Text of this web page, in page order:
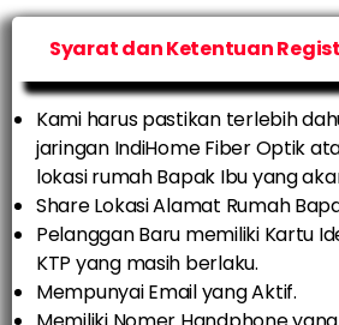
Syarat dan Ketentuan
Kami harus pastikan terlebih
jaringan IndiHome Fiber Optik
lokasi rumah Bapak Ibu yang
Share Lokasi Alamat Rumah
Pelanggan Baru memiliki Kartu
KTP yang masih berlaku.
Mempunyai Email yang Aktif.